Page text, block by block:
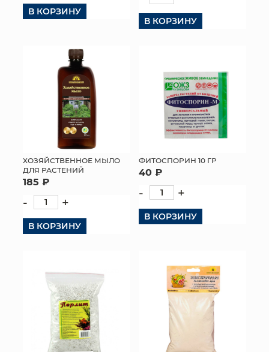
В КОРЗИНУ
В КОРЗИНУ
ХОЗЯЙСТВЕННОЕ МЫЛО
ДЛЯ РАСТЕНИЙ
185 ₽
- +
В КОРЗИНУ
ФИТОСПОРИН 10 ГР
40 ₽
- +
В КОРЗИНУ